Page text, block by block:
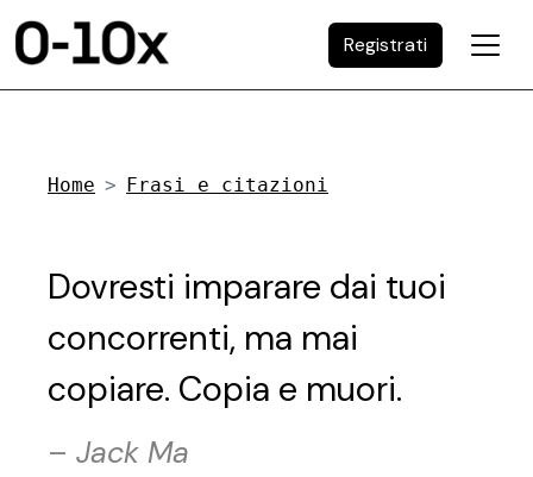
Registrati
Home Frasi e citazioni
Dovresti imparare dai tuoi
concorrenti, ma mai
copiare. Copia e muori.
– Jack Ma